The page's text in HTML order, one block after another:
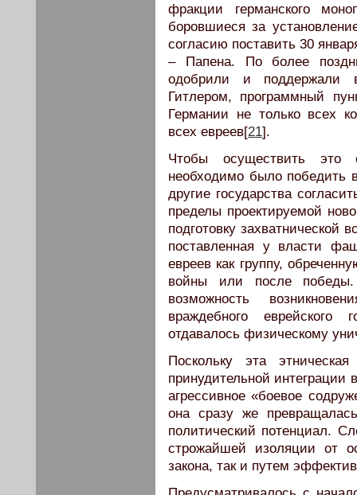
фракции германского
боровшиеся за
согласию поставить 30
– Папена. По более
одобрили и
Гитлером, программный
Германии не только всех
всех евреев[21].
Чтобы осуществить это
необходимо было победить
другие государства
пределы проектируемой
подготовку захватнической
поставленная у власти
евреев как группу,
войны или после
возможность
враждебного еврейского
отдавалось физическому
Поскольку эта
принудительной
агрессивное «боевое
она сразу же
политический потенциал.
строжайшей изоляции от
закона, так и путем